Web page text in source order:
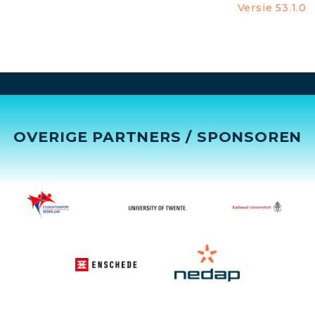
Versie 53.1.0
OVERIGE PARTNERS / SPONSOREN